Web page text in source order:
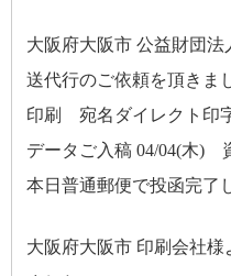
大阪府大阪市 公益財団
送代行のご依頼を頂きま
印刷 宛名ダイレクト
データご入稿 04/04(木)
本日普通郵便で投函完了
大阪府大阪市 印刷会社